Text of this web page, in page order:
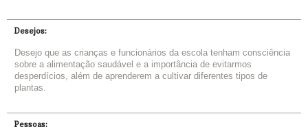
Desejos:
Desejo que as crianças e funcionários da escola tenham consciência
sobre a alimentação saudável e a importância de evitarmos
desperdícios, além de aprenderem a cultivar diferentes tipos de
plantas.
Pessoas: